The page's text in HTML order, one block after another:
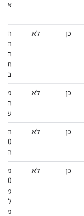
אם
כן לא
כן לא
כן לא
כן לא